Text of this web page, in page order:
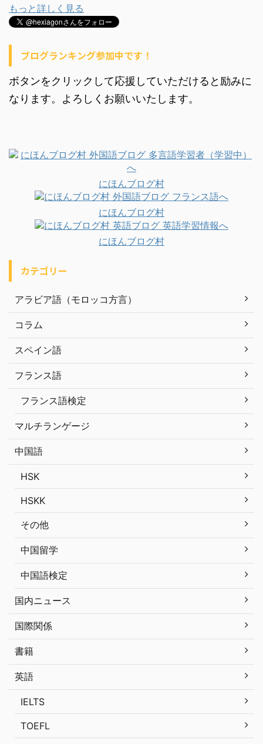
もっと詳しく見る
ブログランキング参加中です！
ボタンをクリックして応援していただけると励みに
なります。よろしくお願いいたします。
にほんブログ村
にほんブログ村
にほんブログ村
カテゴリー
アラビア語（モロッコ方言）
コラム
スペイン語
フランス語
フランス語検定
マルチランゲージ
中国語
HSK
HSKK
その他
中国留学
中国語検定
国内ニュース
国際関係
書籍
英語
IELTS
TOEFL